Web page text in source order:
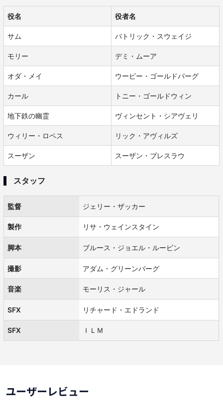
役名 役者名
サム パトリック・スウェイジ
モリー デミ・ムーア
オダ・メイ ウーピー・ゴールドバーグ
カール トニー・ゴールドウィン
地下鉄の幽霊 ヴィンセント・シアヴェリ
ウィリー・ロペス リック・アヴィルズ
スーザン スーザン・ブレスラウ
スタッフ
監督 ジェリー・ザッカー
製作 リサ・ウェインスタイン
脚本 ブルース・ジョエル・ルービン
撮影 アダム・グリーンバーグ
音楽 モーリス・ジャール
SFX リチャード・エドランド
SFX ＩＬＭ
ユーザーレビュー